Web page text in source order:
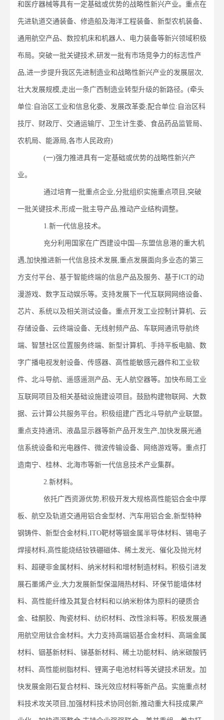
和医疗器械等具有一定基础或优势的战略性新兴产业。重点在
先进轨道交通装备、修造船及海洋工程装备、新型农机装备、
通用航空产品、数控机床和机器人、电力装备等新兴领域积极
布局。突破一批关键技术,研发一批有市场竞争力的标志性产
品,进一步提升我区先进制造业和战略性新兴产业的发展层次,
壮大发展规模,走出一条广西制造业转型升级的新路径。(牵头
单位:自治区工业和信息化委、发展改革委;配合单位:自治区科
技厅、财政厅、交通运输厅、卫生计生委、食品药品监管局、
农机局、能源局,各市人民政府)
(一)强力推进具有一定基础或优势的战略性新兴产
业。
通过培育一批重点企业,分批组织实施重点项目,突破
一批关键技术,形成一批主导产品,推动产业结构调整。
1.新一代信息技术。
充分利用国家在广西建设中国—东盟信息港的重大机
遇,加快推进新一代信息技术发展,重点发展面向多业态的第三
方支付平台、基于智能终端的信息产品及服务、基于ICT的动
漫游戏、数字互动娱乐等。支持发展下一代互联网网络设备、
芯片、系统以及相关测试设备。重点开发工业控制计算机、云
存储设备、云终端设备、无线射频产品、车联网通讯导航终
端、智慧社区位置服务终端、新型计算机、手持平板电脑、数
字广播电视发射设备、传感器、高性能敏感元器件和工业软
件、北斗导航、遥感遥测产品、无人航空器等。加快布局工业
互联网项目及相关基础设施建设项目。鼓励构建物联网、大数
据、云计算公共服务平台。积极组建广西北斗导航产业联盟。
重点支持通讯、液晶显示器等新产品开发生产,加快发展光通
信系统设备和光电器件、微波传输设备、网络游戏等。重点打
造南宁、桂林、北海市等新一代信息技术产业集群。
2.新材料。
依托广西资源优势,积极开发大规格高性能铝合金中厚
板、航空及轨道交通用铝合金型材、汽车用铝合金,新型特种
钢铸件、新型合金材料,ITO靶材等铟金属半导体材料、锡电子
焊接材料,高性能烧结钕铁硼磁体、稀土发光、催化及抛光材
料、超硬非金属材料、纳米材料和增材制造材料。积极引进发
展石墨烯产业,大力发展新型保温隔热材料、环保节能墙体材
料、高性能纤维及其复合材料和以纳米粉体为原料的硬质合
金、硅酮胶、陶瓷材料、纺织材料、改性涂料等。积极发展通
用航空用钛合金材料。大力支持高端铝基合金材料、高端金属
材料、铟基新材料、锑基新材料、稀土功能材料、纳米碳酸钙
材料、高性能树脂材料、锂离子电池材料等关键技术研发。加
快发展金刚石复合材料、珠光效应材料等新产品。实施重点材
料技术攻关项目,加强材料技术协同创新,推动重大科技成果产